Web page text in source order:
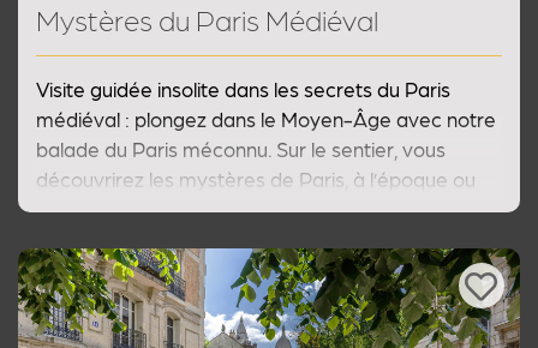
Mystères du Paris Médiéval
Visite guidée insolite dans les secrets du Paris
médiéval : plongez dans le Moyen-Âge avec notre
balade du Paris méconnu. Sur le sentier, vous
découvrirez les mystères de Paris, à l’époque ou
l’alchimie et l’art gothique faisaient rayonner la